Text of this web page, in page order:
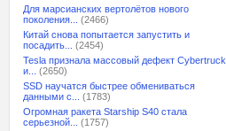
Для марсианских вертолётов нового
поколения...
(2466)
Китай снова попытается запустить и
посадить...
(2454)
Tesla признала массовый дефект Cybertruck
и...
(2650)
SSD научатся быстрее обмениваться
данными с...
(1783)
Огромная ракета Starship S40 стала
серьезной...
(1757)